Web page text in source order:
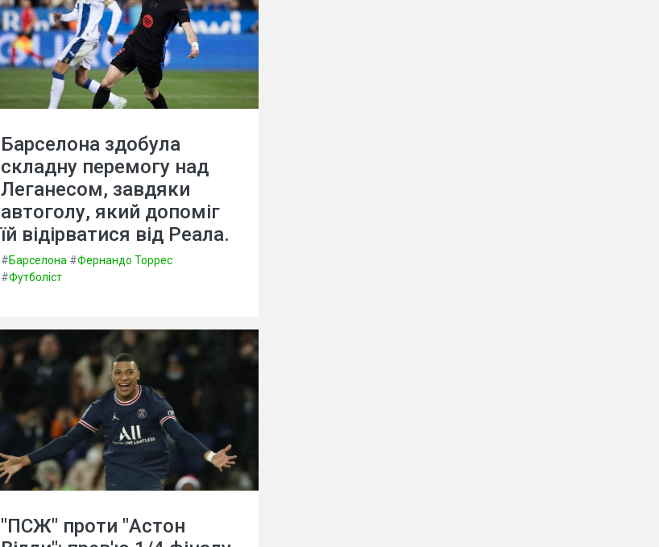
Барселона здобула
складну перемогу над
Леганесом, завдяки
автоголу, який допоміг
їй відірватися від Реала.
#Барселона #Фернандо Торрес
#Футболіст
"ПСЖ" проти "Астон